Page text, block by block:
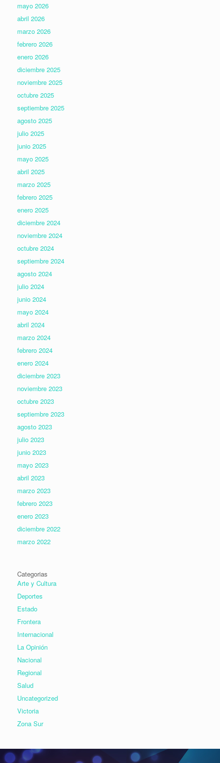
mayo 2026
abril 2026
marzo 2026
febrero 2026
enero 2026
diciembre 2025
noviembre 2025
octubre 2025
septiembre 2025
agosto 2025
julio 2025
junio 2025
mayo 2025
abril 2025
marzo 2025
febrero 2025
enero 2025
diciembre 2024
noviembre 2024
octubre 2024
septiembre 2024
agosto 2024
julio 2024
junio 2024
mayo 2024
abril 2024
marzo 2024
febrero 2024
enero 2024
diciembre 2023
noviembre 2023
octubre 2023
septiembre 2023
agosto 2023
julio 2023
junio 2023
mayo 2023
abril 2023
marzo 2023
febrero 2023
enero 2023
diciembre 2022
marzo 2022
Categorias
Arte y Cultura
Deportes
Estado
Frontera
Internacional
La Opinión
Nacional
Regional
Salud
Uncategorized
Victoria
Zona Sur